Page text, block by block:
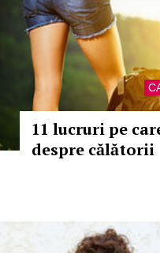
11 lucruri pe
despre călătorii